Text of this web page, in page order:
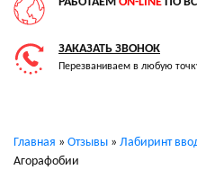
ЗАКАЗАТЬ ЗВОНОК
Перезваниваем в любую
Главная » Отзывы » Лабиринт
Агорафобии